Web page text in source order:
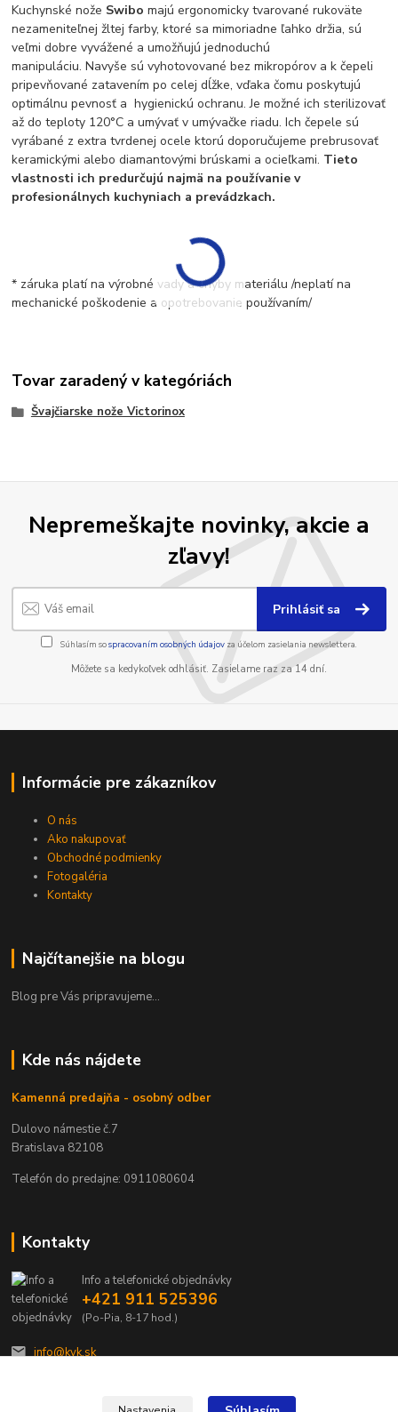
Kuchynské nože Swibo majú ergonomicky tvarované rukoväte
nezameniteľnej žltej farby, ktoré sa mimoriadne ľahko držia, sú
veľmi dobre vyvážené a umožňujú jednoduchú
manipuláciu. Navyše sú vyhotovované bez mikropórov a k čepeli
pripevňované zatavením po celej dĺžke, vďaka čomu poskytujú
optimálnu pevnosť a hygienickú ochranu. Je možné ich sterilizovať
až do teploty 120°C a umývať v umývačke riadu. Ich čepele sú
vyrábané z extra tvrdenej ocele ktorú doporučujeme prebrusovať
keramickými alebo diamantovými brúskami a ocieľkami. Tieto
vlastnosti ich predurčujú najmä na používanie v
profesionálnych kuchyniach a prevádzkach.
* záruka platí na výrobné vady a chyby materiálu /neplatí na
mechanické poškodenie a opotrebovanie používaním/
Tovar zaradený v kategóriách
Švajčiarske nože Victorinox
Nepremeškajte novinky, akcie a
zľavy!
Prihlásiť sa
Súhlasím sospracovaním osobných údajov za účelom zasielania newslettera.
Môžete sa kedykoľvek odhlásiť. Zasielame raz za 14 dní.
Informácie pre zákazníkov
O nás
Ako nakupovať
Obchodné podmienky
Fotogaléria
Kontakty
Najčítanejšie na blogu
Blog pre Vás pripravujeme...
Kde nás nájdete
Kamenná predajňa - osobný odber
Dulovo námestie č.7
Bratislava 82108
Telefón do predajne: 0911080604
Kontakty
Info a telefonické objednávky
+421 911 525396
(Po-Pia, 8-17 hod.)
info@kvk.sk